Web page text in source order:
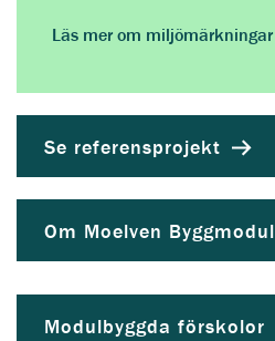
Läs mer om miljömärkningar
Se referensprojekt
Om Moelven Byggmodul
Modulbyggda förskolor